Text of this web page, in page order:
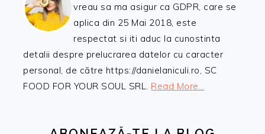
vreau sa ma asigur ca GDPR, care se
aplica din 25 Mai 2018, este
respectat si iti aduc la cunostinta
detalii despre prelucrarea datelor cu caracter
personal, de către https://danielaniculi.ro, SC
FOOD FOR YOUR SOUL SRL. Read More…